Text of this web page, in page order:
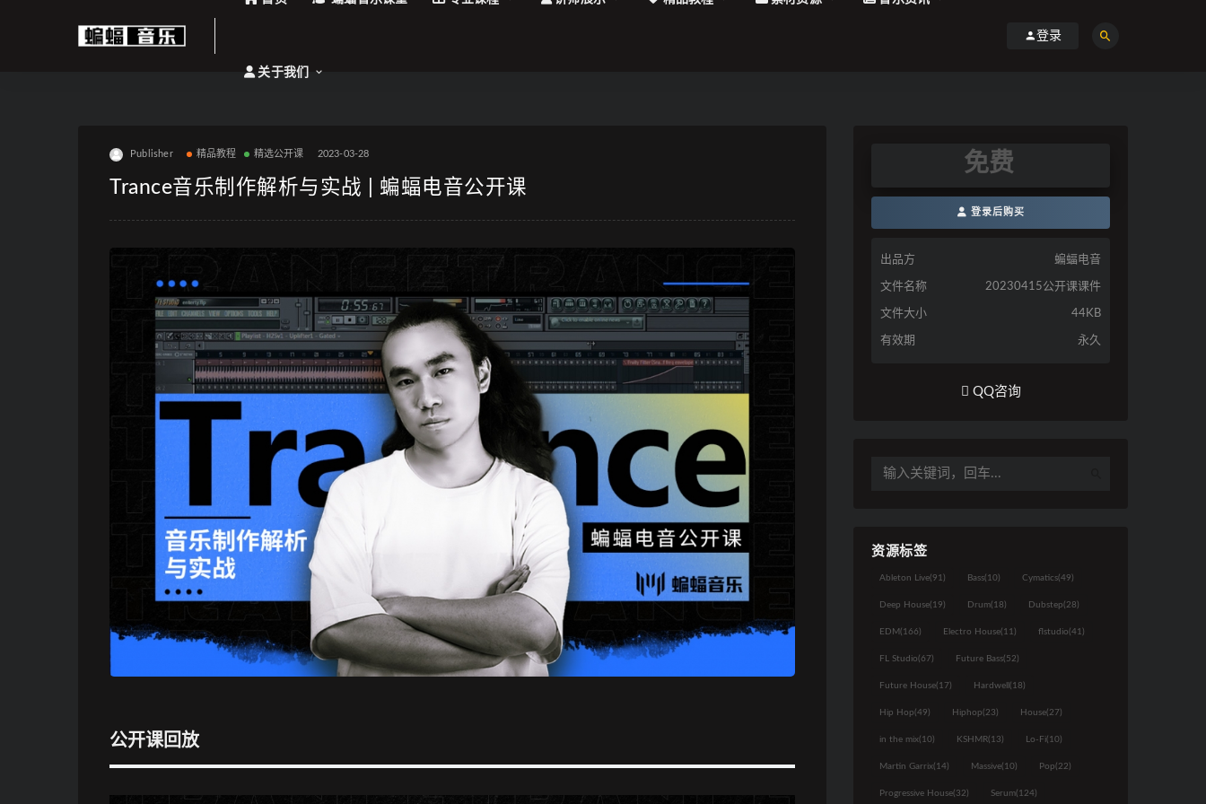
关于我们
登录
Publisher 精品教程 精选公开课 2023-03-28
Trance音乐制作解析与实战 | 蝙蝠电音公开课
公开课回放
免费
登录后购买
出品方 蝙蝠电音
文件名称 20230415公开课课件
文件大小 44KB
有效期 永久
QQ咨询
资源标签
Ableton Live(91) Bass(10) Cymatics(49)
Deep House(19) Drum(18) Dubstep(28)
EDM(166) Electro House(11) flstudio(41)
FL Studio(67) Future Bass(52)
Future House(17) Hardwell (18)
Hip Hop(49) Hiphop(23) House(27)
in the mix(10) KSHMR(13) Lo-Fi(10)
Martin Garrix(14) Massive(10) Pop(22)
Progressive House(32) Serum(124)